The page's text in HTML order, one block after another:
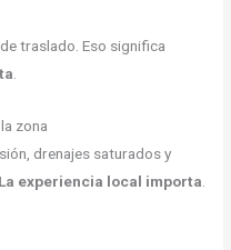
traslado. Eso significa
zona
drenajes saturados y
La experiencia local importa